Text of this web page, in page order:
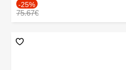
-25%
75.67€